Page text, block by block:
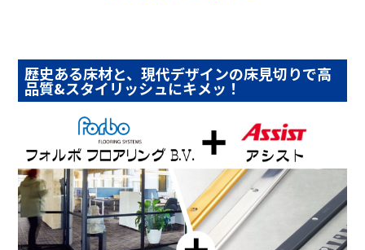
歴史ある床材と、現代デザインの床見切りで高
品質&スタイリッシュにキメッ！